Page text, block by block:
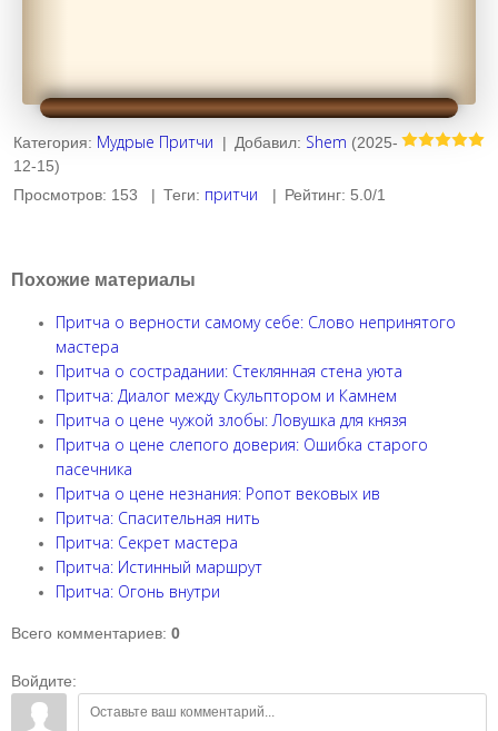
Категория: Мудрые Притчи | Добавил: Shem (2025-
12-15)
Просмотров: 153 | Теги: притчи | Рейтинг: 5.0/1
Похожие материалы
Притча о верности самому себе: Слово непринятого
мастера
Притча о сострадании: Стеклянная стена уюта
Притча: Диалог между Скульптором и Камнем
Притча о цене чужой злобы: Ловушка для князя
Притча о цене слепого доверия: Ошибка старого
пасечника
Притча о цене незнания: Ропот вековых ив
Притча: Спасительная нить
Притча: Секрет мастера
Притча: Истинный маршрут
Притча: Огонь внутри
Всего комментариев: 0
Войдите: